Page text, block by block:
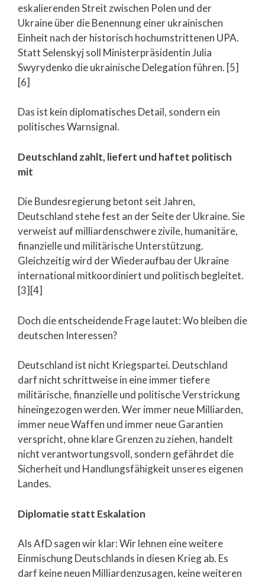
eskalierenden Streit zwischen Polen und der
Ukraine über die Benennung einer ukrainischen
Einheit nach der historisch hochumstrittenen UPA.
Statt Selenskyj soll Ministerpräsidentin Julia
Swyrydenko die ukrainische Delegation führen. [5]
[6]
Das ist kein diplomatisches Detail, sondern ein
politisches Warnsignal.
Deutschland zahlt, liefert und haftet politisch
mit
Die Bundesregierung betont seit Jahren,
Deutschland stehe fest an der Seite der Ukraine. Sie
verweist auf milliardenschwere zivile, humanitäre,
finanzielle und militärische Unterstützung.
Gleichzeitig wird der Wiederaufbau der Ukraine
international mitkoordiniert und politisch begleitet.
[3][4]
Doch die entscheidende Frage lautet: Wo bleiben die
deutschen Interessen?
Deutschland ist nicht Kriegspartei. Deutschland
darf nicht schrittweise in eine immer tiefere
militärische, finanzielle und politische Verstrickung
hineingezogen werden. Wer immer neue Milliarden,
immer neue Waffen und immer neue Garantien
verspricht, ohne klare Grenzen zu ziehen, handelt
nicht verantwortungsvoll, sondern gefährdet die
Sicherheit und Handlungsfähigkeit unseres eigenen
Landes.
Diplomatie statt Eskalation
Als AfD sagen wir klar: Wir lehnen eine weitere
Einmischung Deutschlands in diesen Krieg ab. Es
darf keine neuen Milliardenzusagen, keine weiteren